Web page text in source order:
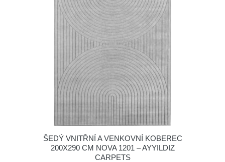
ŠEDÝ VNITŘNÍ A VENKOVNÍ KOBEREC
200X290 CM NOVA 1201 – AYYILDIZ
CARPETS